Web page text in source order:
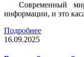
Современный
информации, и это
Подробнее
16.09.2025